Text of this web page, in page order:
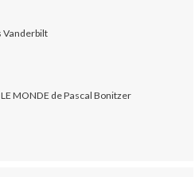
Vanderbilt
MONDE de Pascal Bonitzer